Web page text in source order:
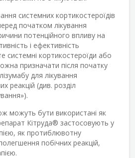
системних кортикостероїдів
початком лікування
потенційного впливу на
і ефективність
системні кортикостероїди або
призначати після початку
для лікування
реакцій (див. розділ
можуть бути використані як
Кітруда® застосовують у
як протиблювотну
побічних реакцій,